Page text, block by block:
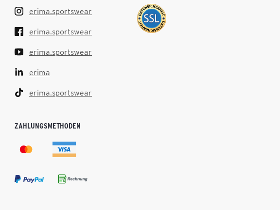
erima.sportswear
erima.sportswear
erima.sportswear
erima
erima.sportswear
ZAHLUNGSMETHODEN